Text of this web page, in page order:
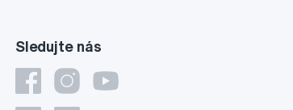
Sledujte nás